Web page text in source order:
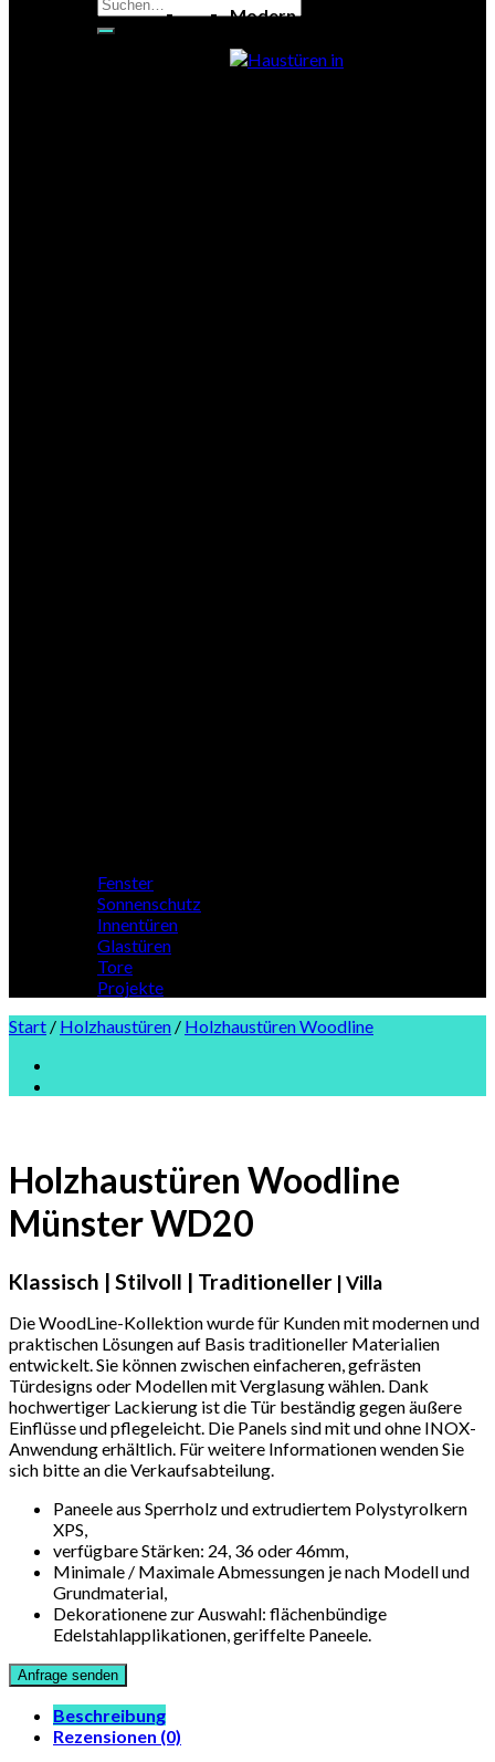
nach:
Modern
Fenster
Sonnenschutz
Innentüren
Glastüren
Tore
Projekte
Start / Holzhaustüren / Holzhaustüren Woodline
Holzhaustüren Woodline
Münster WD20
Klassisch | Stilvoll | Traditioneller | Villa
Die WoodLine-Kollektion wurde für Kunden mit modernen und
praktischen Lösungen auf Basis traditioneller Materialien
entwickelt. Sie können zwischen einfacheren, gefrästen
Türdesigns oder Modellen mit Verglasung wählen. Dank
hochwertiger Lackierung ist die Tür beständig gegen äußere
Einflüsse und pflegeleicht. Die Panels sind mit und ohne INOX-
Anwendung erhältlich. Für weitere Informationen wenden Sie
sich bitte an die Verkaufsabteilung.
Paneele aus Sperrholz und extrudiertem Polystyrolkern
XPS,
verfügbare Stärken: 24, 36 oder 46mm,
Minimale / Maximale Abmessungen je nach Modell und
Grundmaterial,
Dekorationene zur Auswahl: flächenbündige
Edelstahlapplikationen, geriffelte Paneele.
Beschreibung
Rezensionen (0)